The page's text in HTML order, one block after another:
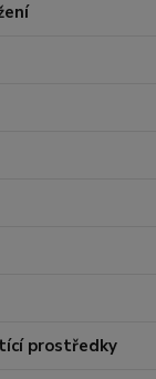
prostředky